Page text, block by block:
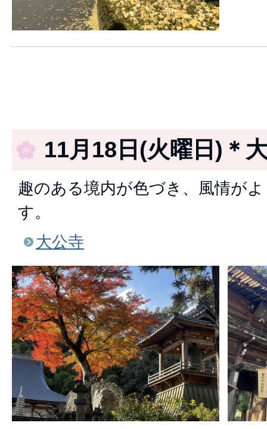
11月18日(火曜日)＊
趣のある境内が色づき、風情が
す。
大公寺